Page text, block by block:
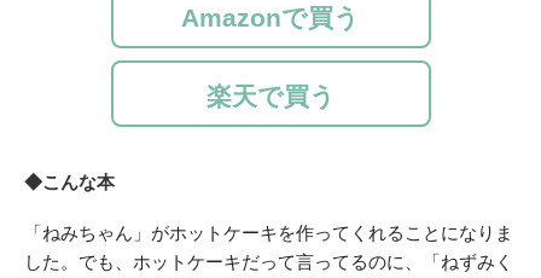
Amazonで買う
楽天で買う
◆こんな本
「ねみちゃん」がホットケーキを作ってくれることになりま
した。でも、ホットケーキだって言ってるのに、「ねずみく